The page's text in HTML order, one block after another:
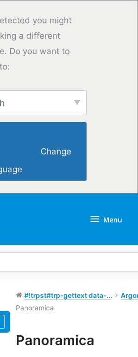
you might
a different
Do you want to
Menu
#!trpst#trp-gettext data-...
Panoramica
Panoramica
Tag